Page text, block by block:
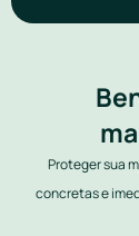
Proteger sua
concretas e